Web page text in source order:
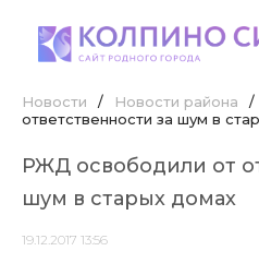
Новости / Новости района /
ответственности за шум в
РЖД освободили от
шум в старых домах
19.12.2017 13:56